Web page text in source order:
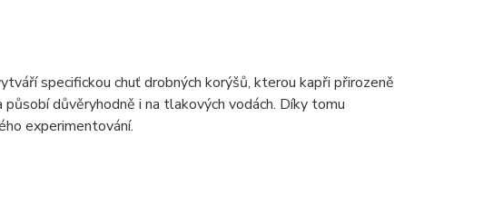
specifickou chuť drobných korýšů, kterou kapři přirozeně
důvěryhodně i na tlakových vodách. Díky tomu
experimentování.